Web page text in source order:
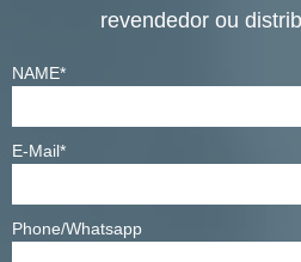
revendedor ou
NAME*
E-Mail*
Phone/Whatsapp